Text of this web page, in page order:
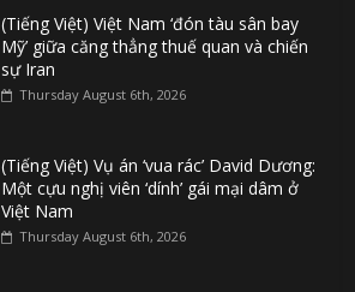
(Tiếng Việt) Việt Nam ‘đón tàu sân bay
Mỹ’ giữa căng thẳng thuế quan và chiến
sự Iran
Thursday August 6th, 2026
(Tiếng Việt) Vụ án ‘vua rác’ David Dương:
Một cựu nghị viên ‘dính’ gái mại dâm ở
Việt Nam
Thursday August 6th, 2026